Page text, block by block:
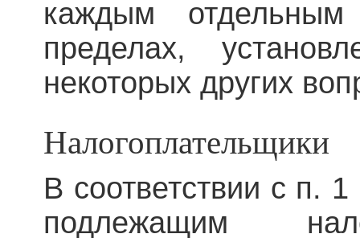
каждым
пределах,
некоторых других
Налогоплательщики
В соответствии с п.
подлежащим